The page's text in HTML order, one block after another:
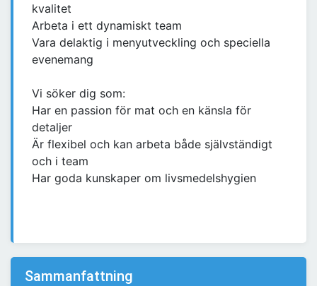
kvalitet
Arbeta i ett dynamiskt team
Vara delaktig i menyutveckling och speciella
evenemang
Vi söker dig som:
Har en passion för mat och en känsla för
detaljer
Är flexibel och kan arbeta både självständigt
och i team
Har goda kunskaper om livsmedelshygien
Sammanfattning